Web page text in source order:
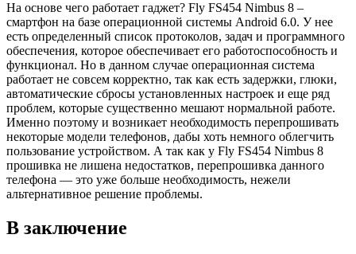
На основе чего работает гаджет? Fly FS454 Nimbus 8 –
смартфон на базе операционной системы Android 6.0. У нее
есть определенный список протоколов, задач и программного
обеспечения, которое обеспечивает его работоспособность и
функционал. Но в данном случае операционная система
работает не совсем корректно, так как есть задержки, глюки,
автоматические сбросы установленных настроек и еще ряд
проблем, которые существенно мешают нормальной работе.
Именно поэтому и возникает необходимость перепрошивать
некоторые модели телефонов, дабы хоть немного облегчить
пользование устройством. А так как у Fly FS454 Nimbus 8
прошивка не лишена недостатков, перепрошивка данного
телефона — это уже больше необходимость, нежели
альтернативное решение проблемы.
В заключение